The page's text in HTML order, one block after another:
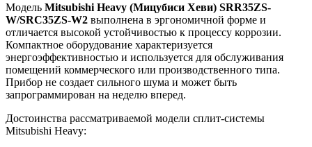
Модель Mitsubishi Heavy (Мицубиси Хеви) SRR35ZS-
W/SRC35ZS-W2 выполнена в эргономичной форме и
отличается высокой устойчивостью к процессу коррозии.
Компактное оборудование характеризуется
энергоэффективностью и используется для обслуживания
помещений коммерческого или производственного типа.
Прибор не создает сильного шума и может быть
запрограммирован на неделю вперед.
Достоинства рассматриваемой модели сплит-системы
Mitsubishi Heavy: